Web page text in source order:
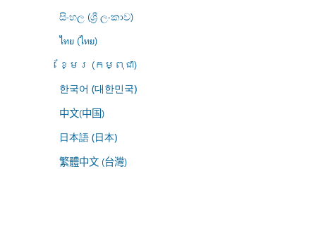
සිංහල (ශ්‍රී ලංකාව)
ไทย (ไทย)
ខ្មែរ (កម្ពុជា)
한국어 (대한민국)
中文(中国)
日本語 (日本)
繁體中文 (台灣)